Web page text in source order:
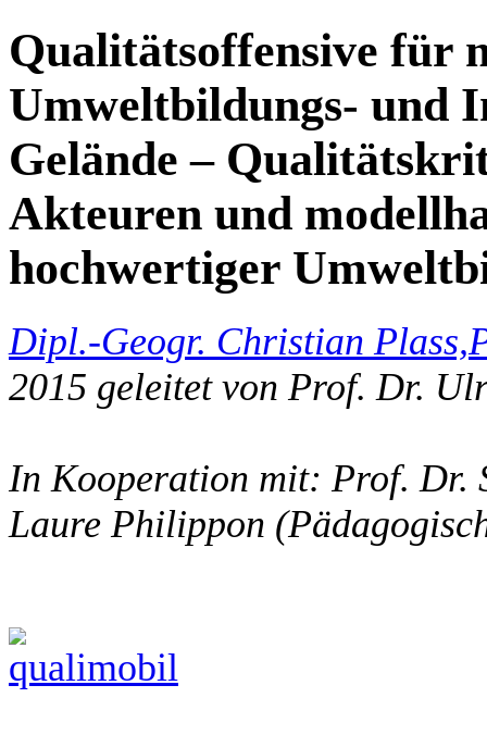
Qualitätsoffensive für
Umweltbildungs- und
Gelände –
Akteuren und
hochwertiger
Dipl.-Geogr. Christian Plass,
2015 geleitet von Prof. Dr.
In Kooperation mit: Prof. Dr.
Laure Philippon